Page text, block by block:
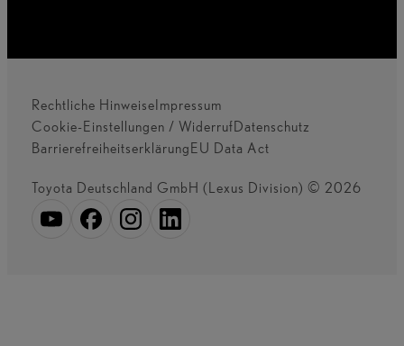
Rechtliche HinweiseImpressum
Cookie-Einstellungen / WiderrufDatenschutz
BarrierefreiheitserklärungEU Data Act
Toyota Deutschland GmbH (Lexus Division) © 2026